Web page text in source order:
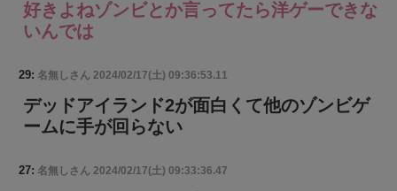
好きよねゾンビとか言ってたら洋ゲーできな
いんでは
29: 名無しさん 2024/02/17(土) 09:36:53.11
デッドアイランド2が面白くて他のゾンビゲ
ームに手が回らない
27: 名無しさん 2024/02/17(土) 09:33:36.47